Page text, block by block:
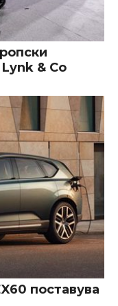
& Co
поставува